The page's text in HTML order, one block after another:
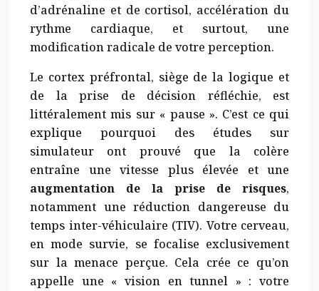
d’adrénaline et de cortisol, accélération du
rythme cardiaque, et surtout, une
modification radicale de votre perception.
Le cortex préfrontal, siège de la logique et
de la prise de décision réfléchie, est
littéralement mis sur « pause ». C’est ce qui
explique pourquoi des études sur
simulateur ont prouvé que la colère
entraîne une vitesse plus élevée et une
augmentation de la prise de risques,
notamment une réduction dangereuse du
temps inter-véhiculaire (TIV). Votre cerveau,
en mode survie, se focalise exclusivement
sur la menace perçue. Cela crée ce qu’on
appelle une « vision en tunnel » : votre